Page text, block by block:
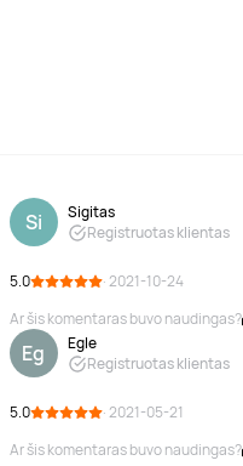
Si
Sigitas
Registruotas klientas
5.0
· 2021-10-24
Ar šis komentaras buvo naudingas?
Eg
Egle
Registruotas klientas
5.0
· 2021-05-21
Ar šis komentaras buvo naudingas?